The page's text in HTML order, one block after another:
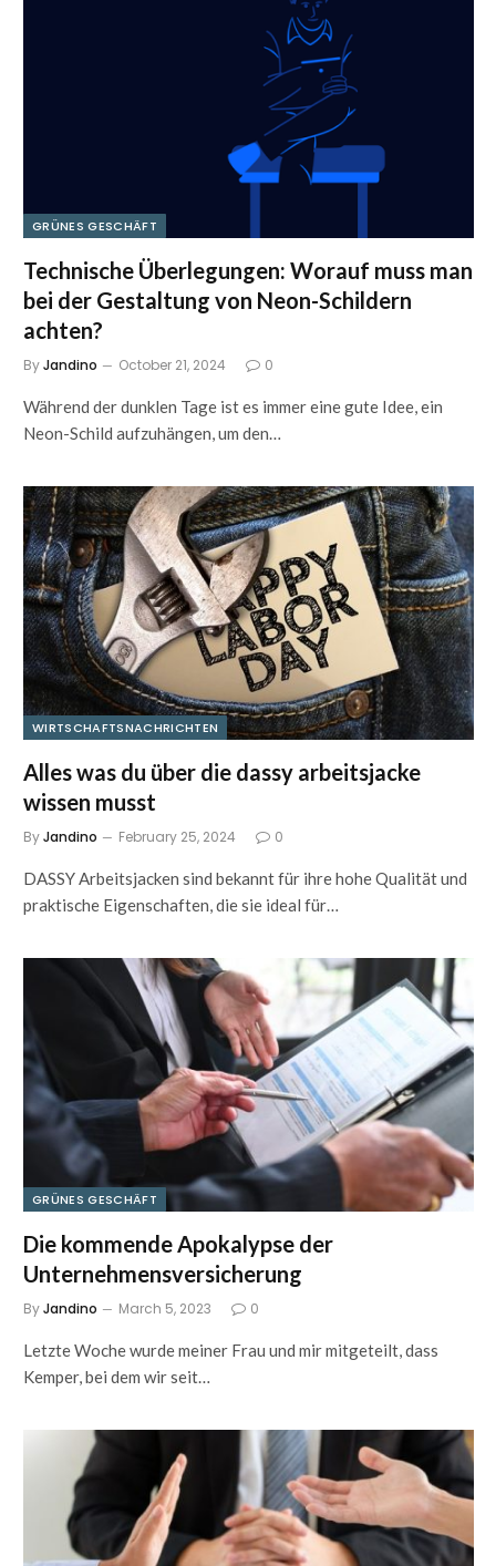
GRÜNES GESCHÄFT
Technische Überlegungen: Worauf muss man
bei der Gestaltung von Neon-Schildern
achten?
ByJandino October 21, 2024 0
Während der dunklen Tage ist es immer eine gute Idee, ein
Neon-Schild aufzuhängen, um den…
WIRTSCHAFTSNACHRICHTEN
Alles was du über die dassy arbeitsjacke
wissen musst
ByJandino February 25, 2024 0
DASSY Arbeitsjacken sind bekannt für ihre hohe Qualität und
praktische Eigenschaften, die sie ideal für…
GRÜNES GESCHÄFT
Die kommende Apokalypse der
Unternehmensversicherung
ByJandino March 5, 2023 0
Letzte Woche wurde meiner Frau und mir mitgeteilt, dass
Kemper, bei dem wir seit…